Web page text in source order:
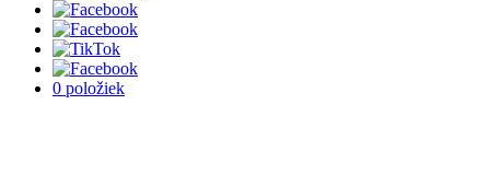
0 položiek